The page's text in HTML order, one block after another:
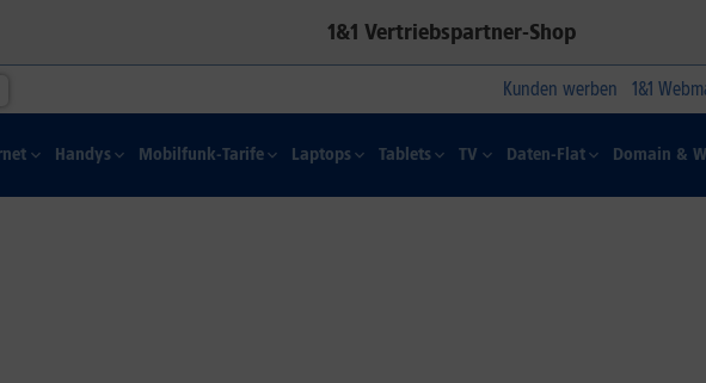
1&1 Vertriebspartner-Shop
Kunden werben 1&1
Handys Mobilfunk-Tarife Laptops Tablets TV Daten-Flat Domain &